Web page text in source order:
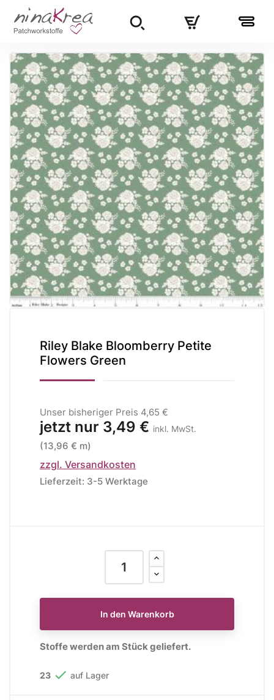
Riley Blake Bloomberry Petite
Flowers Green
Unser bisheriger Preis 4,65 €
jetzt nur 3,49 € inkl. MwSt.
(13,96 € m)
zzgl. Versandkosten
Lieferzeit: 3-5 Werktage
In den Warenkorb
Stoffe werden am Stück geliefert.
23  auf Lager